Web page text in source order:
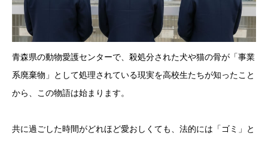
青森県の動物愛護センターで、殺処分された犬や猫の骨が「事業
系廃棄物」として処理されている現実を高校生たちが知ったこと
から、この物語は始まります。
共に過ごした時間がどれほど愛おしくても、法的には「ゴミ」と